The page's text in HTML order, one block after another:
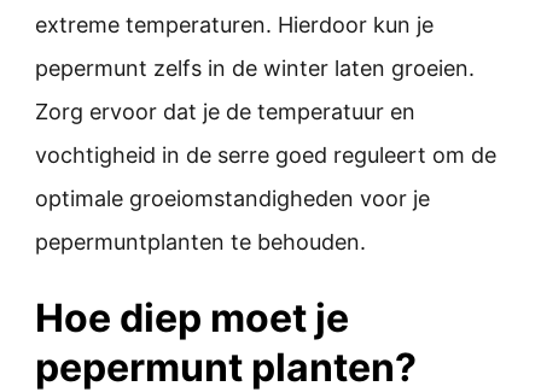
extreme temperaturen. Hierdoor kun je
pepermunt zelfs in de winter laten groeien.
Zorg ervoor dat je de temperatuur en
vochtigheid in de serre goed reguleert om de
optimale groeiomstandigheden voor je
pepermuntplanten te behouden.
Hoe diep moet je
pepermunt planten?